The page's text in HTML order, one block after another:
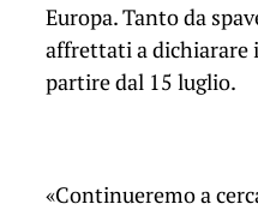
Europa. Tanto da
affrettati a dichiarare
partire dal 15 luglio.
«Continueremo a